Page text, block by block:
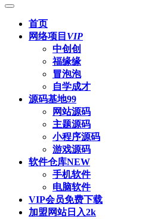
首页
网络项目 VIP
中创创
福缘缘
冒泡泡
自学成才
源码基地99
网站源码
主题源码
小程序源码
游戏源码
软件仓库NEW
手机软件
电脑软件
VIP会员免费下载
加盟网站日入2k